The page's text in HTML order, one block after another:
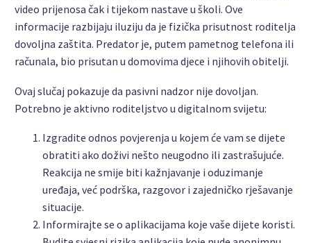
video prijenosa čak i tijekom nastave u školi. Ove
informacije razbijaju iluziju da je fizička prisutnost roditelja
dovoljna zaštita. Predator je, putem pametnog telefona ili
računala, bio prisutan u domovima djece i njihovih obitelji.
Ovaj slučaj pokazuje da pasivni nadzor nije dovoljan.
Potrebno je aktivno roditeljstvo u digitalnom svijetu:
Izgradite odnos povjerenja u kojem će vam se dijete
obratiti ako doživi nešto neugodno ili zastrašujuće.
Reakcija ne smije biti kažnjavanje i oduzimanje
uređaja, već podrška, razgovor i zajedničko rješavanje
situacije.
Informirajte se o aplikacijama koje vaše dijete koristi.